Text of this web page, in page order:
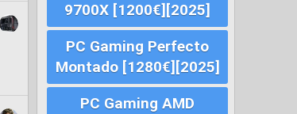
9700X [1200€][2025]
PC Gaming Perfecto
Montado [1280€][2025]
PC Gaming AMD